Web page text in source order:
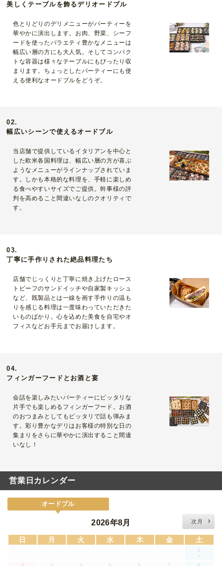
美しくテーブルを飾るデリオードブル
色とりどりのデリメニューがパーティーを
華やかに演出します。お肉、野菜、シーフ
ードを使ったバラエティ豊かなメニューは
幅広い層の方にも大人気。そしてコンパク
トな容器は様々なテーブルにもぴったり収
まります。ちょっとしたパーティーにも使
える便利なオードブルをどうぞ。
02.
幅広いシーンで使えるオードブル
当店舗で提供しているイタリアンを中心と
した欧米各国料理は、幅広い層の方が喜ぶ
ようなメニューがラインナップされていま
す。しかも本格的な料理を、手軽に楽しめ
る食べやすいサイズでご提供。幹事様の評
判を高めること間違いなしのクオリティで
す。
03.
丁寧に手作りされた絶品料理たち
店舗でじっくりと丁寧に焼き上げたロース
トビーフのサンドイッチや自家製キッシュ
など、既製品とは一線を画す手作りの温も
りを感じる料理は一度味わっていただきた
いものばかり。心を込めた美食を自宅やオ
フィスなどお手元までお届けします。
04.
フィンガーフードとお酒と宴
会話を楽しみたいパーティーにピッタリな
片手でも楽しめるフィンガーフード。お酒
のおつまみとしてもピッタリで話も弾みま
す。彩り豊かなデリはお客様の特別な日の
集まりをさらに華やかに演出すること間違
いなし！
営業日カレンダー
オードブル
2026年8月 次月
日 月 火 水 木 金 土
1
×